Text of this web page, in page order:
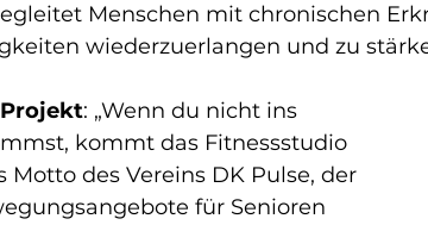
Menschen mit chronischen
wiederzuerlangen und zu
: „Wenn du nicht ins
kommt das Fitnessstudio
Motto des Vereins DK Pulse, der
für Senioren